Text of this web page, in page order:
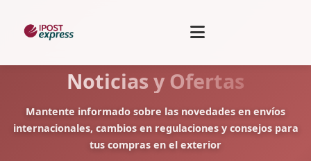
Noticias y Ofertas
Mantente informado sobre las novedades en envíos
internacionales, cambios en regulaciones y consejos para
tus compras en el exterior